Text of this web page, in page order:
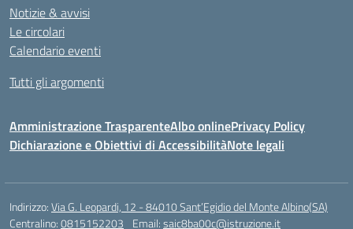
Notizie & avvisi
Le circolari
Calendario eventi
Tutti gli argomenti
Amministrazione TrasparenteAlbo onlinePrivacy Policy
Dichiarazione e Obiettivi di AccessibilitàNote legali
Indirizzo:Via G. Leopardi, 12 - 84010 Sant’Egidio del Monte Albino(SA)
Centralino:0815152203 Email:saic8ba00c@istruzione.it